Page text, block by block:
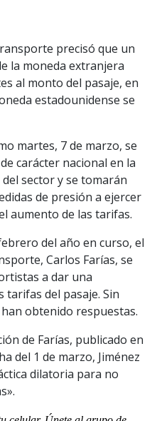
precisó que un
la moneda extranjera
al monto del pasaje, en
estadounidense se
martes, 7 de marzo, se
carácter nacional en la
sector y se tomarán
de presión a ejercer
aumento de las tarifas.
del año en curso, el
Carlos Farías, se
a dar una
del pasaje. Sin
obtenido respuestas.
de Farías, publicado en
del 1 de marzo, Jiménez
dilatoria para no